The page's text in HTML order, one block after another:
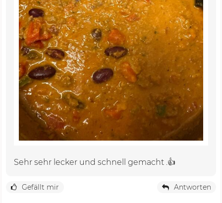
Sehr sehr lecker und schnell gemacht .👍
Gefällt mir Antworten